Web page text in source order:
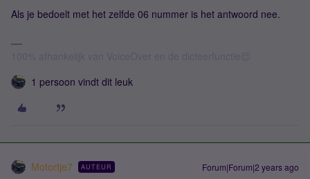
Als je bedoelt met het zelfde 06 nummer is het antwoord nee.
1 persoon vindt dit leuk
Motortje7 AUTEUR Forum|Forum|2 years ago